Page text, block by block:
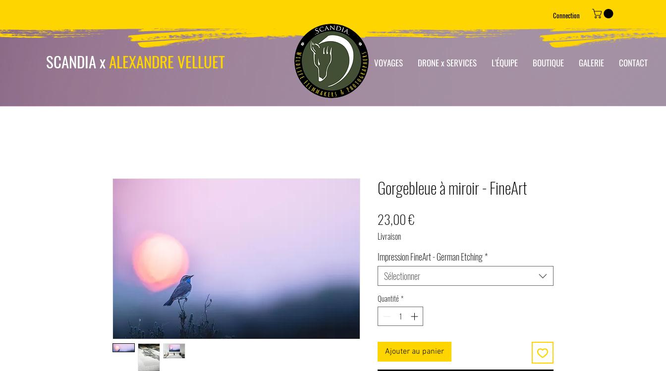
SCANDIA xALEXANDRE VELLUET
Connection
VOYAGES DRONE x SERVICES L'ÉQUIPE BOUTIQUE GALERIE CONTACT
Gorgebleue à miroir - FineArt
23,00 €
Livraison
Impression FineArt - German Etching*
Sélectionner
Quantité *
Ajouter au panier